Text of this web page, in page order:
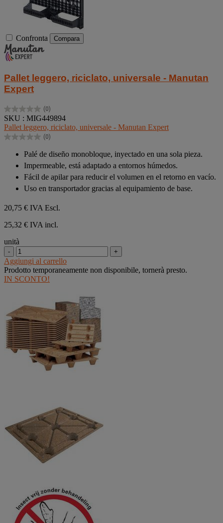
Confronta Compara
Pallet leggero, riciclato, universale - Manutan
Expert
(0)
0.0
su
5
stelle.
SKU : MIG449894
Pallet leggero, riciclato, universale - Manutan Expert
(0)
0.0
stelle.
Palé de diseño monobloque, inyectado en una sola pieza.
Impermeable, está adaptado a entornos húmedos.
Fácil de apilar para reducir el volumen en el retorno en vacío.
Uso en transportador gracias al equipamiento de base.
20,75 € IVA Escl.
25,32 € IVA incl.
unità
- +
Aggiungi al carrello
Prodotto temporaneamente non disponibile, tornerà presto.
IN SCONTO!